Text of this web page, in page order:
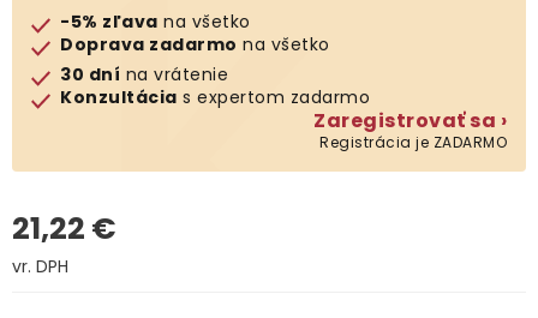
Predávané značky
Kontakty
-5% zľava na všetko
Doprava zadarmo na všetko
30 dní na vrátenie
Konzultácia s expertom zadarmo
Zaregistrovať sa ›
Registrácia je ZADARMO
21,22 €